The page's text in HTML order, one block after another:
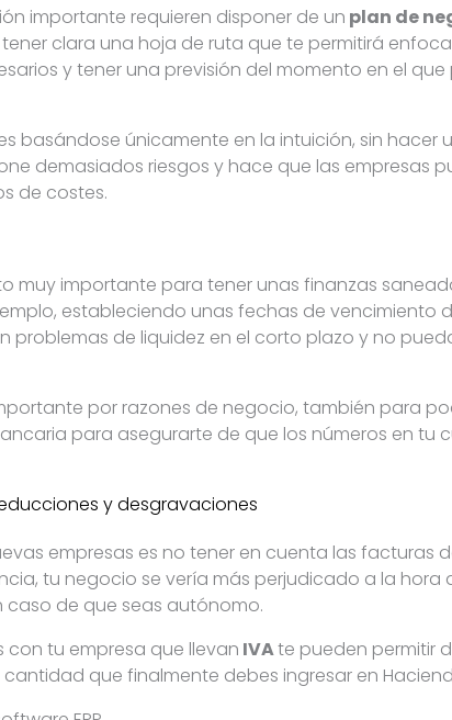
importante requieren disponer de un plan de
clara una hoja de ruta que te permitirá
y tener una previsión del momento en el
basándose únicamente en la intuición, sin hacer
demasiados riesgos y hace que las empresas
de costes.
muy importante para tener unas finanzas
estableciendo unas fechas de vencimiento
problemas de liquidez en el corto plazo y no
por razones de negocio, también para
para asegurarte de que los números en tu
y desgravaciones
empresas es no tener en cuenta las facturas
tu negocio se vería más perjudicado a la hora
caso de que seas autónomo.
con tu empresa que llevan IVAte pueden permitir
que finalmente debes ingresar en